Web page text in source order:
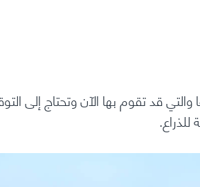
الباي شيوعًا والتي قد تقوم بها الآن